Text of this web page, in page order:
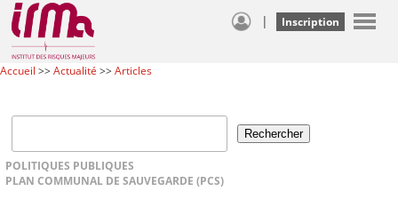
| Inscription
Accueil >>Actualité >>Articles
POLITIQUES PUBLIQUES
PLAN COMMUNAL DE SAUVEGARDE (PCS)